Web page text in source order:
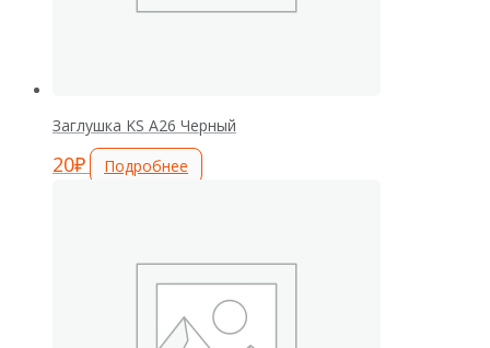
Заглушка KS А26 Черный
20₽ Подробнее